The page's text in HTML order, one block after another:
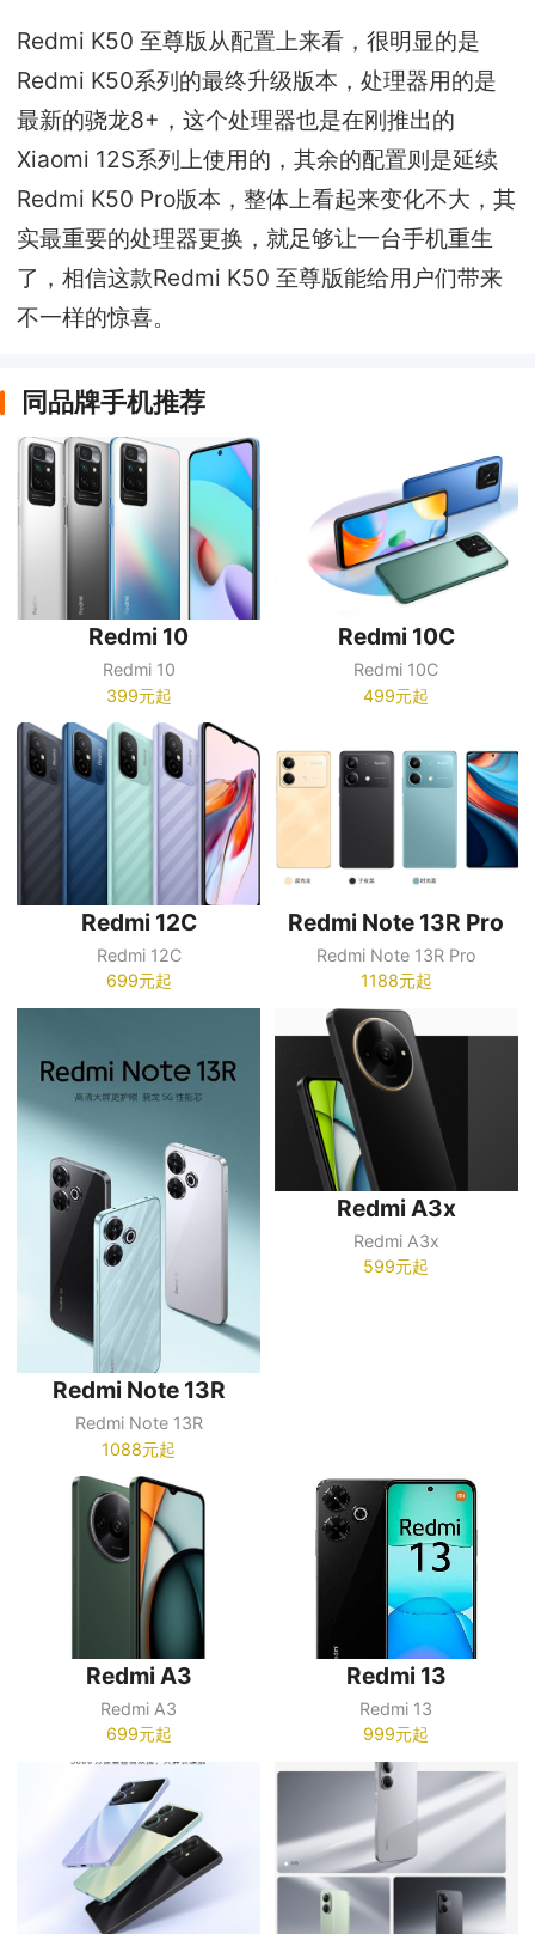
Redmi K50 至尊版从配置上来看，很明显的是
Redmi K50系列的最终升级版本，处理器用的是
最新的骁龙8+，这个处理器也是在刚推出的
Xiaomi 12S系列上使用的，其余的配置则是延续
Redmi K50 Pro版本，整体上看起来变化不大，其
实最重要的处理器更换，就足够让一台手机重生
了，相信这款Redmi K50 至尊版能给用户们带来
不一样的惊喜。
同品牌手机推荐
Redmi 10
Redmi 10
399元起
Redmi 10C
Redmi 10C
499元起
Redmi 12C
Redmi 12C
699元起
Redmi Note 13R Pro
Redmi Note 13R Pro
1188元起
Redmi Note 13R
Redmi Note 13R
1088元起
Redmi A3x
Redmi A3x
599元起
Redmi A3
Redmi A3
699元起
Redmi 13
Redmi 13
999元起